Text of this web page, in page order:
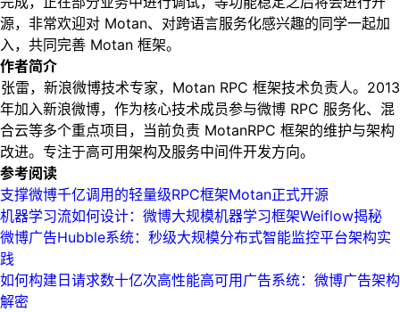
源，非常欢迎对 Motan、对跨语言服务化感兴趣的同学一起加
入，共同完善 Motan 框架。
作者简介
张雷，新浪微博技术专家，Motan RPC 框架技术负责人。2013
年加入新浪微博，作为核心技术成员参与微博 RPC 服务化、混
合云等多个重点项目，当前负责 MotanRPC 框架的维护与架构
改进。专注于高可用架构及服务中间件开发方向。
参考阅读
支撑微博千亿调用的轻量级RPC框架Motan正式开源
机器学习流如何设计：微博大规模机器学习框架Weiflow揭秘
微博广告Hubble系统：秒级大规模分布式智能监控平台架构实
践
如何构建日请求数十亿次高性能高可用广告系统：微博广告架构
解密